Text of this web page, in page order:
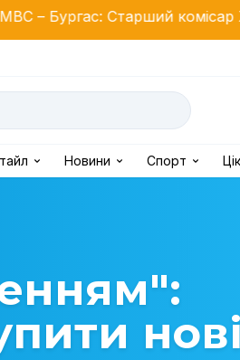
комісар Христо Ічев
Новини Спорт
нові